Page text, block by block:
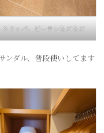
スリッパ、ビーサンなどなど
ンダル、普段使いしてます